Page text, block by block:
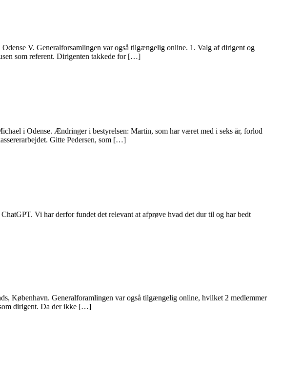
V. Generalforsamlingen var også tilgængelig online. 1. Valg af dirigent og
som referent. Dirigenten takkede for […]
i Odense. Ændringer i bestyrelsen: Martin, som har været med i seks år, forlod
Gitte Pedersen, som […]
Vi har derfor fundet det relevant at afprøve hvad det dur til og har bedt
København. Generalforamlingen var også tilgængelig online, hvilket 2 medlemmer
dirigent. Da der ikke […]